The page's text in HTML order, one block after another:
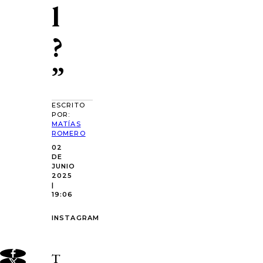
l
?
”
ESCRITO
POR:
MATÍAS
ROMERO
02
DE
JUNIO
2025
|
19:06
INSTAGRAM
T